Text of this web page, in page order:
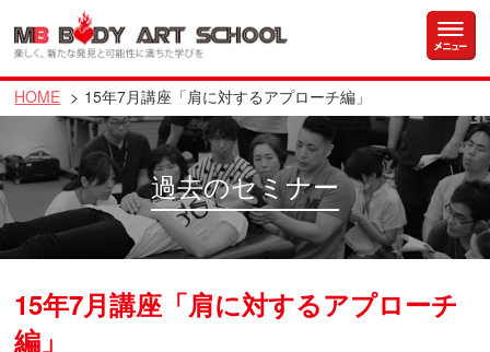
HOME 15年7月講座「肩に対するアプローチ編」
過去のセミナー
15年7月講座「肩に対するアプローチ
編」